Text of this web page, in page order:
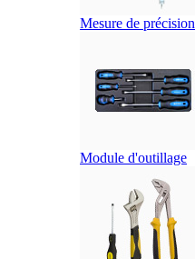
Mesure de précision
Module d'outillage